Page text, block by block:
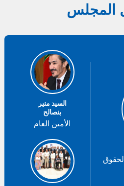
المجلس
السيد منير
بنصالح
الأمين العام